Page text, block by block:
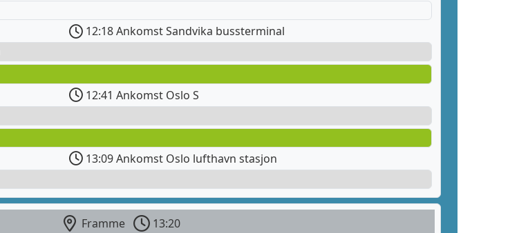
12:18 Ankomst Sandvika bussterminal
12:41 Ankomst Oslo S
13:09 Ankomst Oslo lufthavn stasjon
Framme
13:20